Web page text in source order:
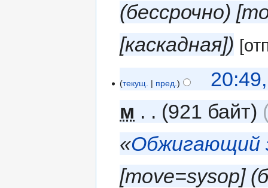
(бессрочно)
[каскадная]
текущ. пред.
м
921 байт
«Обжигающий
‎[move=sysop]